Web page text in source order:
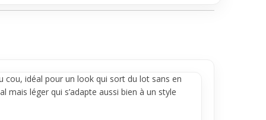
idéal pour un look qui sort du lot sans en
léger qui s’adapte aussi bien à un style